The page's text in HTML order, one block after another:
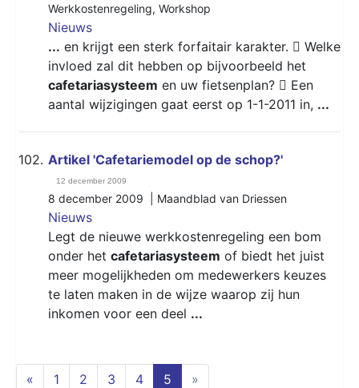
Werkkostenregeling, Workshop
Nieuws
... en krijgt een sterk forfaitair karakter.  Welke
invloed zal dit hebben op bijvoorbeeld het
cafetariasysteem en uw fietsenplan?  Een
aantal wijzigingen gaat eerst op 1-1-2011 in, ...
102. Artikel 'Cafetariemodel op de schop?'
12 december 2009
8 december 2009 | Maandblad van Driessen
Nieuws
Legt de nieuwe werkkostenregeling een bom
onder het cafetariasysteem of biedt het juist
meer mogelijkheden om medewerkers keuzes
te laten maken in de wijze waarop zij hun
inkomen voor een deel ...
« 1 2 3 4 5 (current)
»